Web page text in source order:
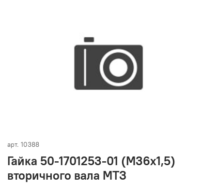
арт. 10388
Гайка 50-1701253-01 (М36х1,5)
вторичного вала МТЗ